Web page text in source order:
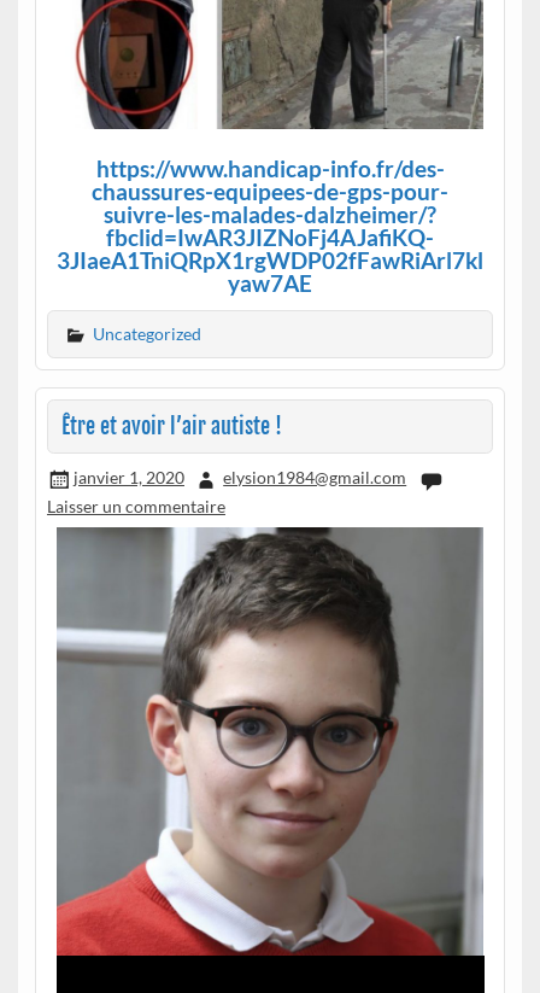
https://www.handicap-info.fr/des-
chaussures-equipees-de-gps-pour-
suivre-les-malades-dalzheimer/?
fbclid=IwAR3JIZNoFj4AJafiKQ-
3JIaeA1TniQRpX1rgWDP02fFawRiArl7kl
yaw7AE
Uncategorized
Être et avoir l’air autiste !
janvier 1, 2020
elysion1984@gmail.com
Laisser un commentaire